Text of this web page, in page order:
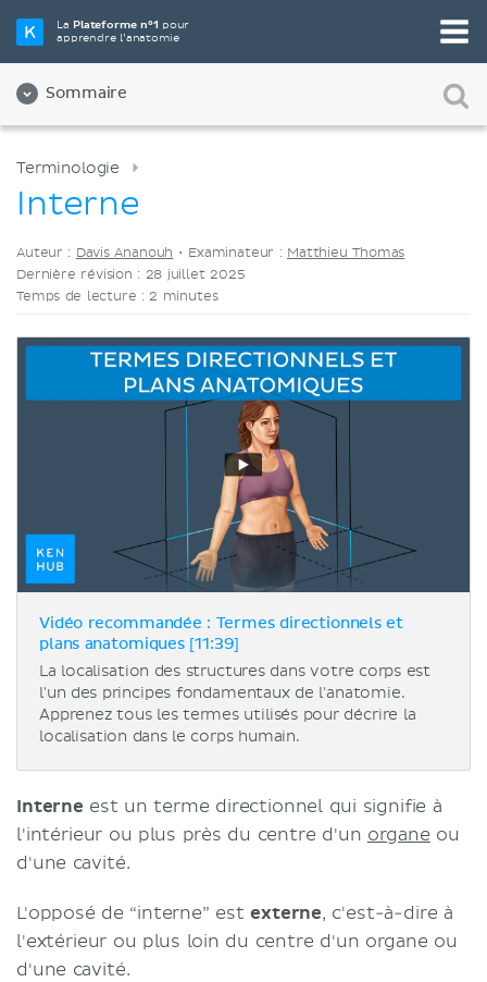
La Plateforme n°1 pour
apprendre l’anatomie
Sommaire
Choisissez votre outil d'étude préféré
Vidéos
Terminologie
Interne
Auteur : Davis Ananouh • Examinateur : Matthieu Thomas
Dernière révision : 28 juillet 2025
Temps de lecture : 2 minutes
Vidéo recommandée : Termes directionnels et
plans anatomiques [11:39]
La localisation des structures dans votre corps est
l'un des principes fondamentaux de l'anatomie.
Apprenez tous les termes utilisés pour décrire la
localisation dans le corps humain.
Interne est un terme directionnel qui signifie à
l'intérieur ou plus près du centre d'un organe ou
d'une cavité.
L'opposé de “interne” estexterne, c'est-à-dire à
l'extérieur ou plus loin du centre d'un organe ou
d'une cavité.